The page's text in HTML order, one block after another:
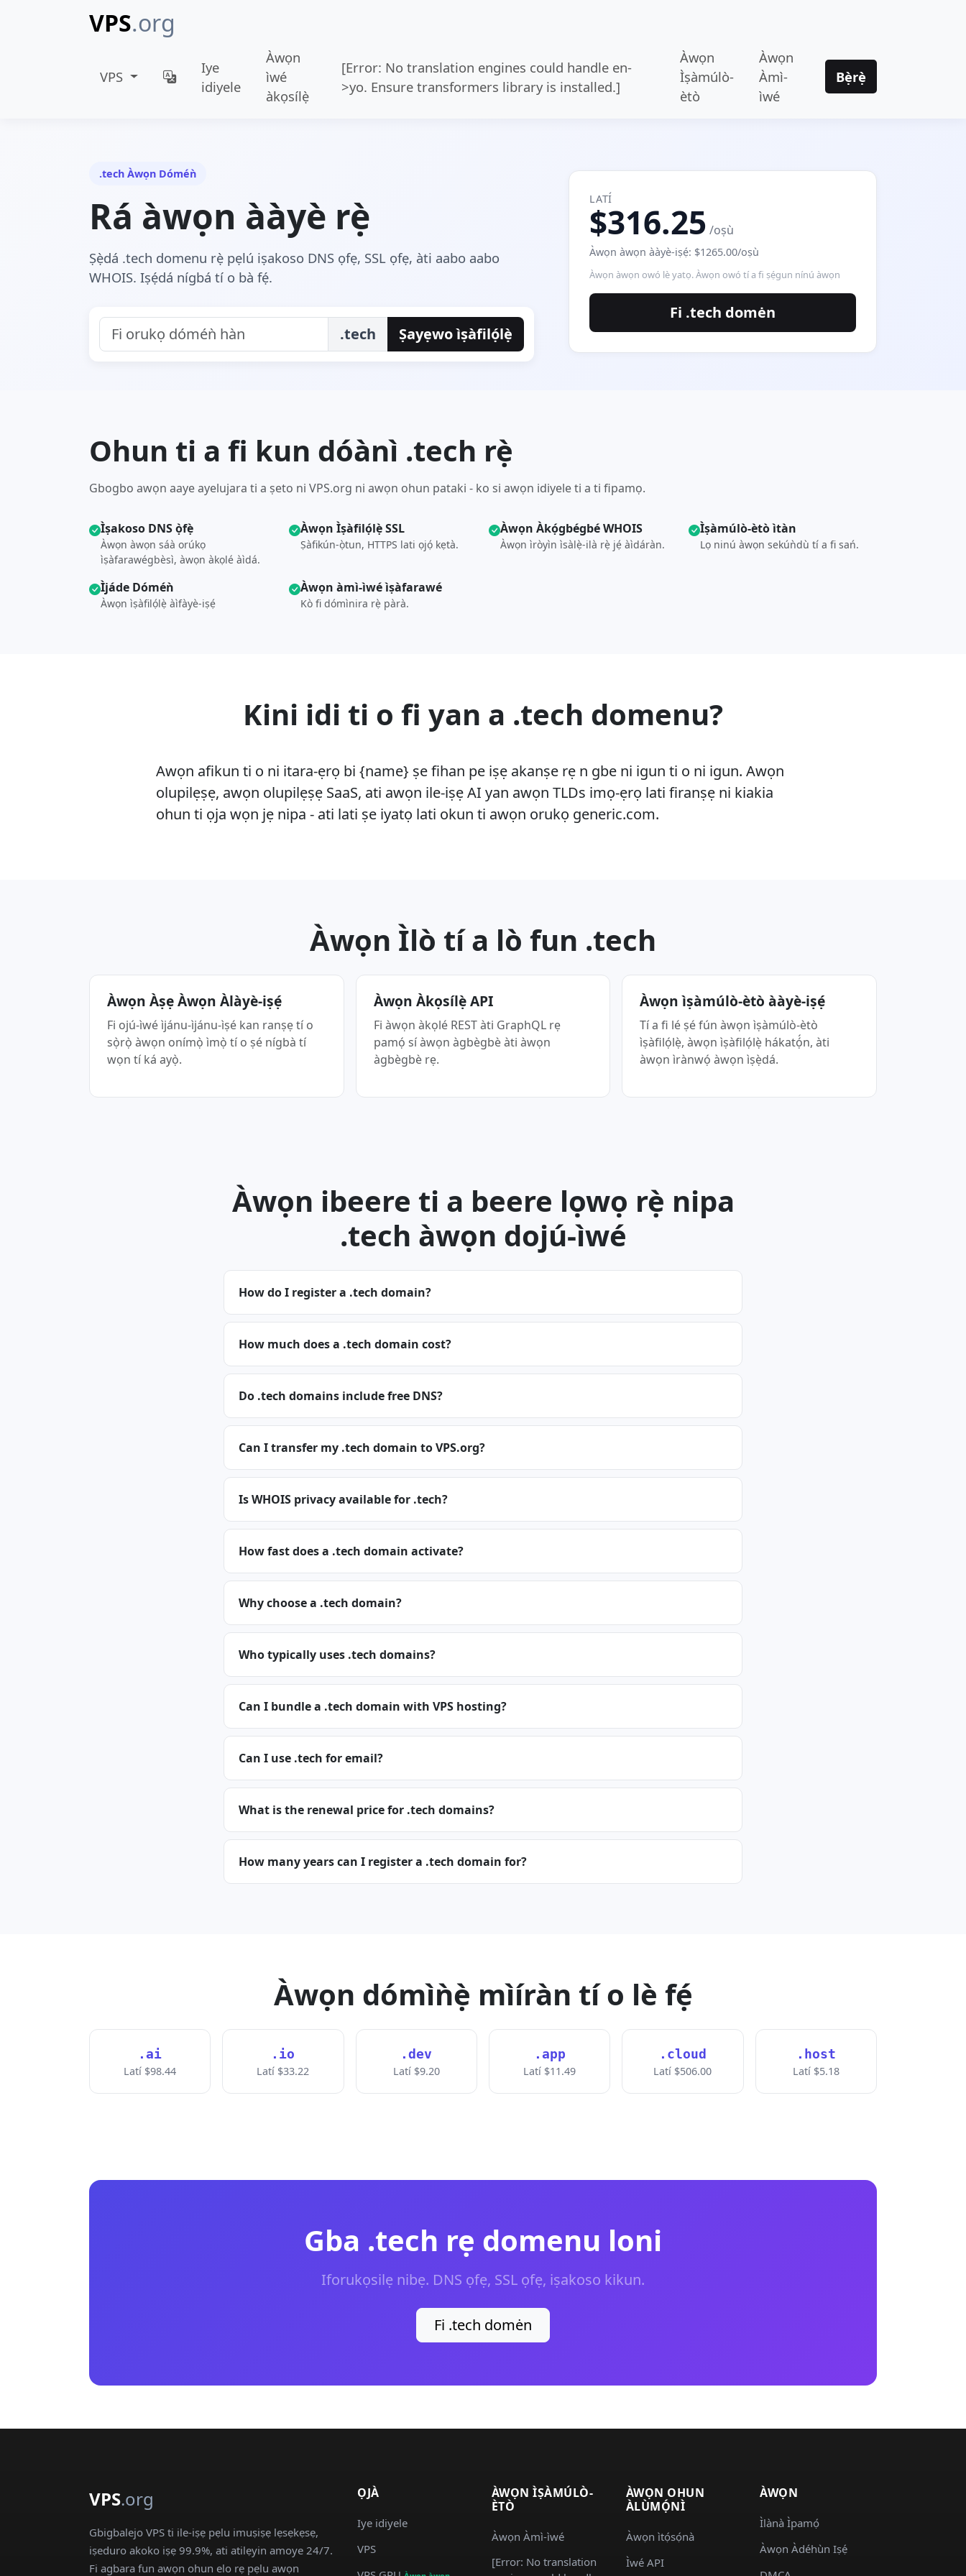
VPS.org
VPS
Iye
idiyele
Àwọn
ìwé
àkọsílẹ̀
[Error: No translation engines could handle en-
>yo. Ensure transformers library is installed.]
Àwọn
Ìṣàmúlò-
ètò
Àwọn
Àmì-
ìwé
Bẹ̀rẹ̀
.tech Àwọn Dóméǹ
Rá àwọn ààyè rẹ̀
Ṣẹ̀dá .tech domenu rẹ̀ pẹlú iṣakoso DNS ọfẹ, SSL ọfẹ, àti aabo aabo
WHOIS. Iṣẹ́dá nígbá tí o bà fẹ́.
.tech Ṣayẹwo ìṣàfilọ́lẹ̀
LATÍ
$316.25 /oṣù
Àwọn àwọn ààyè-iṣẹ́: $1265.00/oṣù
Àwọn àwọn owó lè yatọ. Àwọn owó tí a fi ṣẹ́gun nínú àwọn
Fi .tech domėn
Ohun ti a fi kun dóànì .tech rẹ̀
Gbogbo awọn aaye ayelujara ti a ṣeto ni VPS.org ni awọn ohun pataki - ko si awọn idiyele ti a ti fipamọ.
Ìṣakoso DNS ọ̀fẹ̀
Àwọn àwọn sáà orúkọ
ìṣàfarawégbèsì, àwọn àkọlé àìdá.
Àwọn Ìṣàfilọ́lẹ̀ SSL
Ṣàfikún-ọ̀tun, HTTPS lati ọjọ́ kẹtà.
Àwọn Àkọ́gbégbé WHOIS
Àwọn ìròyìn ìsàlẹ̀-ilà rẹ̀ jẹ́ àìdáràn.
Ìṣàmúlò-ètò ìtàn
Lọ ninú àwọn sekúǹdù tí a fi sań.
Ìjáde Dóméǹ
Àwọn ìṣàfilọ́lẹ̀ àìfàyè-iṣẹ́
Àwọn àmì-ìwé ìṣàfarawé
Kò fi dómìnira rẹ̀ pàrà.
Kini idi ti o fi yan a .tech domenu?
Awọn afikun ti o ni itara-ẹrọ bi {name} ṣe fihan pe iṣẹ akanṣe rẹ n gbe ni igun ti o ni igun. Awọn
olupilẹṣẹ, awọn olupilẹṣẹ SaaS, ati awọn ile-iṣẹ AI yan awọn TLDs imọ-ẹrọ lati firanṣẹ ni kiakia
ohun ti ọja wọn jẹ nipa - ati lati ṣe iyatọ lati okun ti awọn orukọ generic.com.
Àwọn Ìlò tí a lò fun .tech
Àwọn Àṣẹ Àwọn Àlàyè-iṣẹ́
Fi ojú-ìwé ìjánu-ìjánu-ìṣé kan ranṣẹ tí o
sọ̀rọ̀ àwọn onímọ̀ ìmọ̀ tí o ṣé nígbà tí
wọn tí ká ayọ̀.
Àwọn Àkọsílẹ̀ API
Fi àwọn àkọlé REST àti GraphQL rẹ
pamọ́ sí àwọn àgbègbè àti àwọn
àgbègbè rẹ.
Àwọn ìṣàmúlò-ètò ààyè-iṣẹ́
Tí a fi lé ṣé fún àwọn ìṣàmúlò-ètò
ìṣàfilọ́lẹ̀, àwọn ìṣàfilọ́lẹ̀ hákatọ́́n, àti
àwọn ìrànwọ́ àwọn ìṣẹ̀dá.
Àwọn ibeere ti a beere lọwọ rẹ̀ nipa
.tech àwọn dojú-ìwé
How do I register a .tech domain?
How much does a .tech domain cost?
Do .tech domains include free DNS?
Can I transfer my .tech domain to VPS.org?
Is WHOIS privacy available for .tech?
How fast does a .tech domain activate?
Why choose a .tech domain?
Who typically uses .tech domains?
Can I bundle a .tech domain with VPS hosting?
Can I use .tech for email?
What is the renewal price for .tech domains?
How many years can I register a .tech domain for?
Àwọn dómìǹẹ̀ mìíràn tí o lè fẹ́
.ai
Latí $98.44
.io
Latí $33.22
.dev
Latí $9.20
.app
Latí $11.49
.cloud
Latí $506.00
.host
Latí $5.18
Gba .tech rẹ domenu loni
Iforukọsilẹ nibẹ. DNS ọfẹ, SSL ọfẹ, iṣakoso kikun.
Fi .tech domėn
VPS.org
Gbigbalejo VPS ti ile-iṣẹ pẹlu imuṣiṣẹ lẹsẹkẹsẹ,
iṣeduro akoko iṣẹ 99.9%, ati atilẹyin amoye 24/7.
Fi agbara fun awọn ohun elo rẹ pẹlu awọn
ỌJÀ
Iye idiyele
VPS
ÀWỌN ÌṢÀMÚLÒ-
ÈTÒ
Àwọn Àmì-ìwé
[Error: No translation
ÀWỌN OHUN
ÀLÙMỌ́NÌ
Àwọn ìtọ́sọ́nà
Ìwé API
ÀWỌN
Ìlànà Ìpamọ́
Àwọn Àdéhùn Iṣẹ́